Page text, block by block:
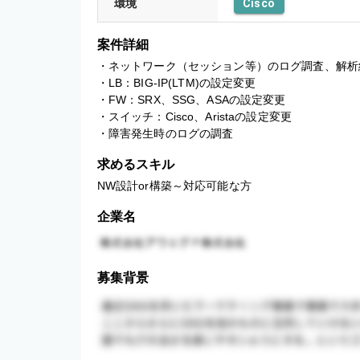
環境 Cisco
案件詳細
・ネットワーク（セッション等）のログ調査、解
・LB：BIG-IP(LTM)の設定変更
・FW：SRX、SSG、ASAの設定変更
・スイッチ：Cisco、Aristaの設定変更
・障害発生時のログの調査
求めるスキル
NW設計or構築～対応可能な方
企業名
募集背景